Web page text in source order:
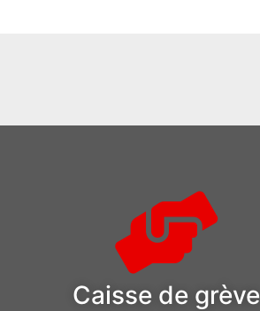
Caisse de grève